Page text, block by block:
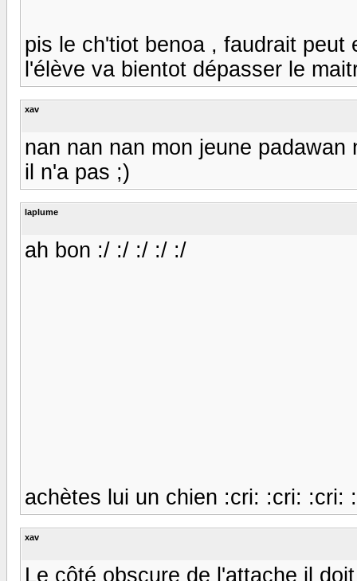
pis le ch'tiot benoa , faudrait
l'élève va bientot dépasser le
xav
nan nan nan mon jeune
il n'a pas ;)
laplume
ah bon :/ :/ :/ :/ :/
achètes lui un chien :cri: :cri: :cri:
xav
Le côté obscure de l'attache il